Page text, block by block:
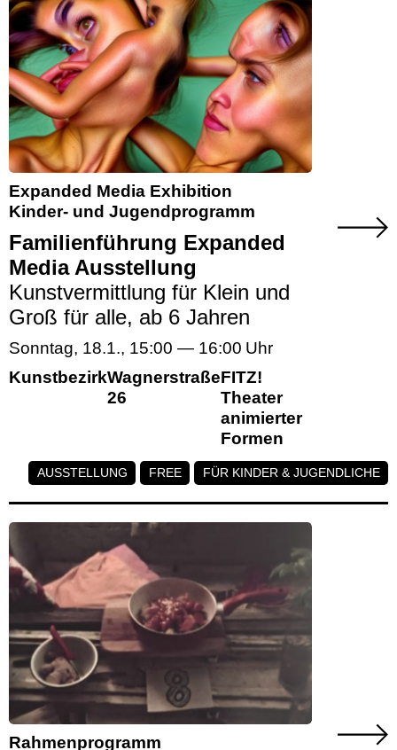
Expanded Media Exhibition
Kinder- und Jugendprogramm
Familienführung Expanded
Media Ausstellung
Kunstvermittlung für Klein und
Groß für alle, ab 6 Jahren
Sonntag, 18.1., 15:00 — 16:00
KunstbezirkWagnerstraße
26
FITZ!
Theater
animierter
Formen
AUSSTELLUNG FREE FÜR KINDER & JUGENDLICHE
Rahmenprogramm